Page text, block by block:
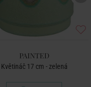
PAINTED
Květináč 17 cm - zelená